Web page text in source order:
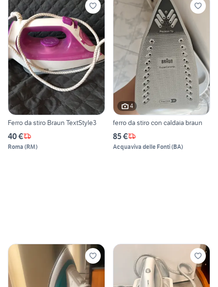
Ferro da stiro Braun TextStyle3
40 €
Roma (RM)
4
ferro da stiro con caldaia braun
85 €
Acquaviva delle Fonti(BA)